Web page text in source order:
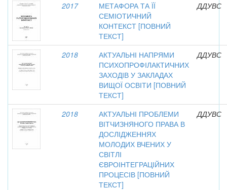
2017
МЕТАФОРА ТА ЇЇ
СЕМІОТИЧНИЙ
КОНТЕКСТ [ПОВНИЙ
ТЕКСТ]
ДДУВС
2018
АКТУАЛЬНІ НАПРЯМИ
ПСИХОПРОФІЛАКТИЧНИХ
ЗАХОДІВ У ЗАКЛАДАХ
ВИЩОЇ ОСВІТИ [ПОВНИЙ
ТЕКСТ]
ДДУВС
2018
АКТУАЛЬНІ ПРОБЛЕМИ
ВІТЧИЗНЯНОГО ПРАВА В
ДОСЛІДЖЕННЯХ
МОЛОДИХ ВЧЕНИХ У
СВІТЛІ
ЄВРОІНТЕГРАЦІЙНИХ
ПРОЦЕСІВ [ПОВНИЙ
ТЕКСТ]
ДДУВС